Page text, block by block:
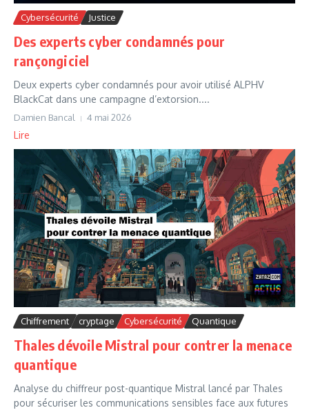
Cybersécurité Justice
Des experts cyber condamnés pour
rançongiciel
Deux experts cyber condamnés pour avoir utilisé ALPHV
BlackCat dans une campagne d’extorsion....
Damien Bancal 4 mai 2026
Lire
Chiffrement cryptage Cybersécurité Quantique
Thales dévoile Mistral pour contrer la menace
quantique
Analyse du chiffreur post-quantique Mistral lancé par Thales
pour sécuriser les communications sensibles face aux futures